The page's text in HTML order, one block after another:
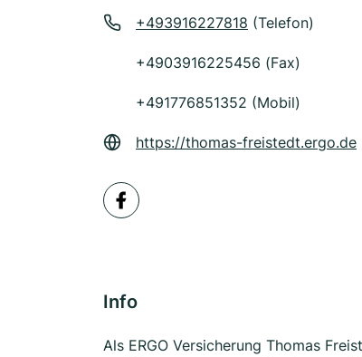
+493916227818 (Telefon)
+4903916225456 (Fax)
+491776851352 (Mobil)
https://thomas-freistedt.ergo.de
Info
Als ERGO Versicherung Thomas